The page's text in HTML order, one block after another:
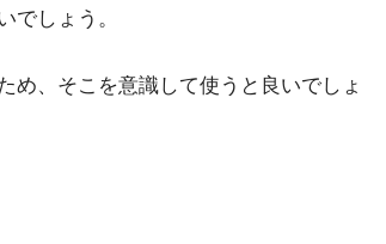
でしょう。
め、そこを意識して使うと良いでしょ